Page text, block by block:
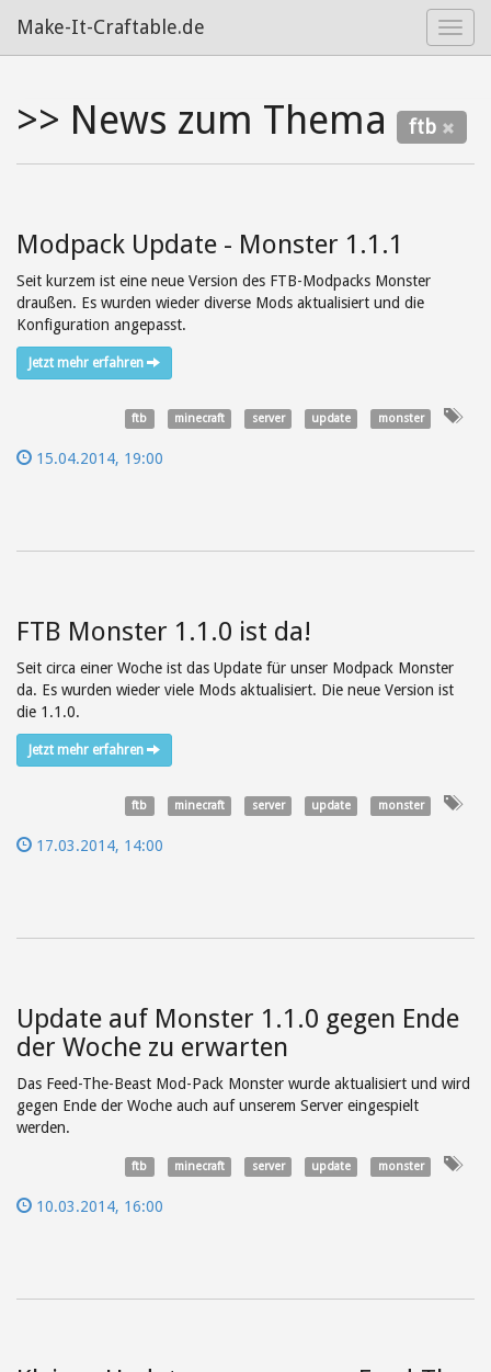
Make-It-Craftable.de
>> News zum Thema ftb
Modpack Update - Monster 1.1.1
Seit kurzem ist eine neue Version des FTB-Modpacks Monster
draußen. Es wurden wieder diverse Mods aktualisiert und die
Konfiguration angepasst.
Jetzt mehr erfahren
ftb minecraft server update monster
15.04.2014, 19:00
FTB Monster 1.1.0 ist da!
Seit circa einer Woche ist das Update für unser Modpack Monster
da. Es wurden wieder viele Mods aktualisiert. Die neue Version ist
die 1.1.0.
Jetzt mehr erfahren
ftb minecraft server update monster
17.03.2014, 14:00
Update auf Monster 1.1.0 gegen Ende
der Woche zu erwarten
Das Feed-The-Beast Mod-Pack Monster wurde aktualisiert und wird
gegen Ende der Woche auch auf unserem Server eingespielt
werden.
ftb minecraft server update monster
10.03.2014, 16:00